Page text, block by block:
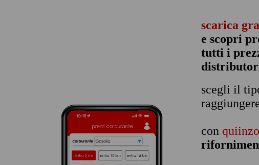
scarica
e scopri
tutti i
scegli il
con